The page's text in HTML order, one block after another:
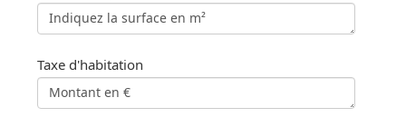
Taxe d'habitation